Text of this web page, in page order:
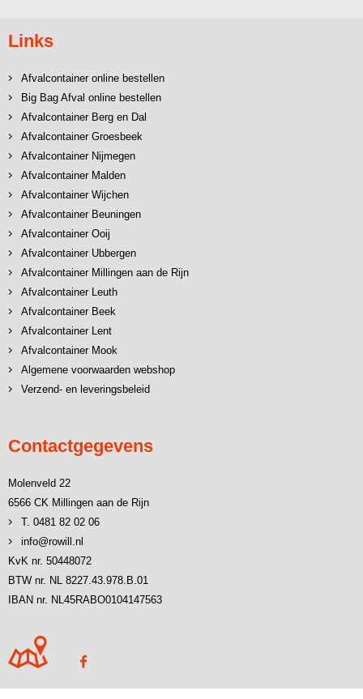
Links
Afvalcontainer online bestellen
Big Bag Afval online bestellen
Afvalcontainer Berg en Dal
Afvalcontainer Groesbeek
Afvalcontainer Nijmegen
Afvalcontainer Malden
Afvalcontainer Wijchen
Afvalcontainer Beuningen
Afvalcontainer Ooij
Afvalcontainer Ubbergen
Afvalcontainer Millingen aan de Rijn
Afvalcontainer Leuth
Afvalcontainer Beek
Afvalcontainer Lent
Afvalcontainer Mook
Algemene voorwaarden webshop
Verzend- en leveringsbeleid
Contactgegevens
Molenveld 22
6566 CK Millingen aan de Rijn
T. 0481 82 02 06
info@rowill.nl
KvK nr. 50448072
BTW nr. NL 8227.43.978.B.01
IBAN nr. NL45RABO0104147563